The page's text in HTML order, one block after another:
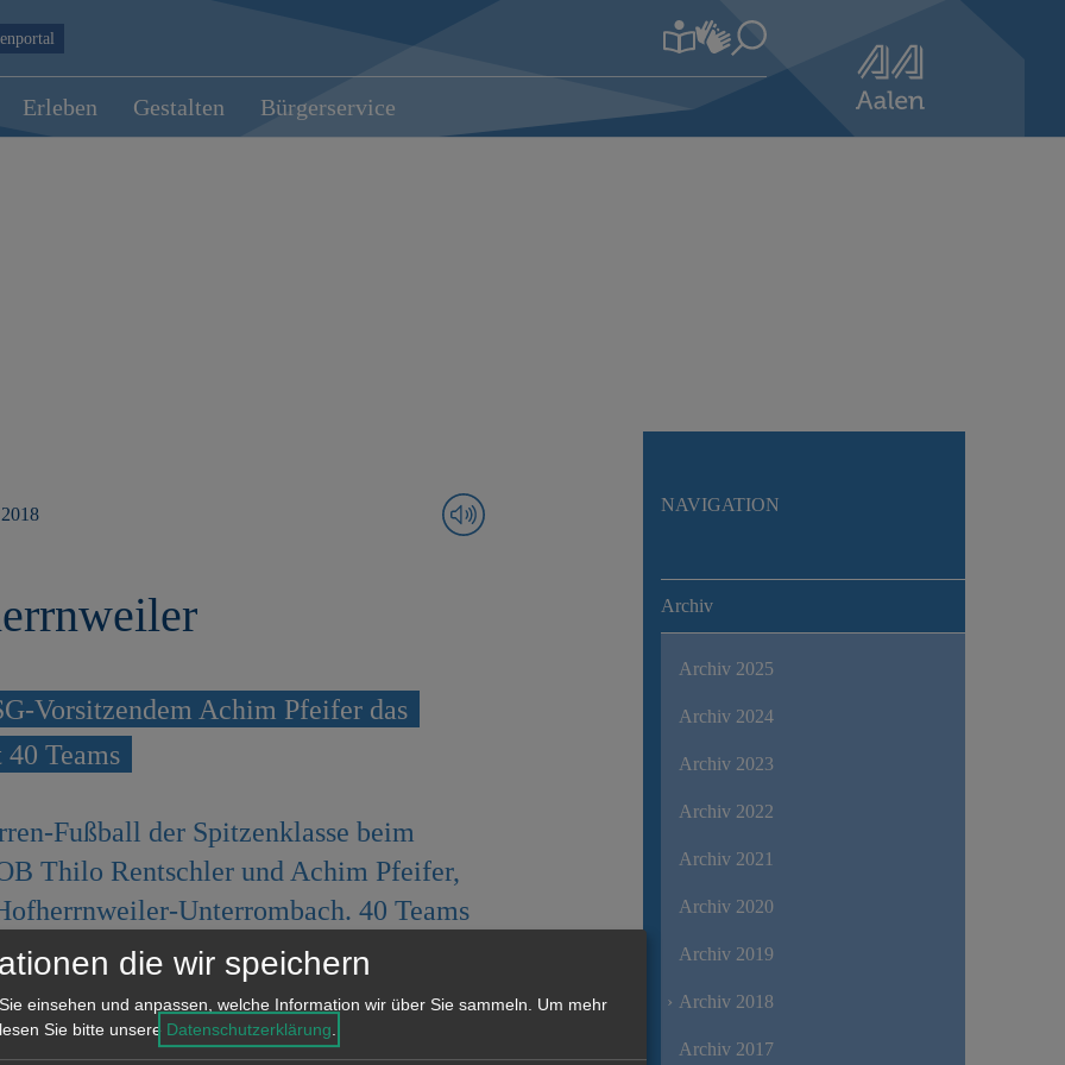
Erleben Gestalten Bürgerservice
Vorsitzendem Achim Pfeifer das
Teams
Fußball der Spitzenklasse beim
Thilo Rentschler und Achim Pfeifer,
Unterrombach. 40 Teams
Bayer München, spielten am
aus. Gewonnen hat das Team des
NAVIGATION
Archiv
Archiv 2025
Archiv 2024
Archiv 2023
Archiv 2022
Archiv 2021
Archiv 2020
Archiv 2019
Archiv 2018
Archiv 2017
die wir speichern
einsehen und anpassen, welche Information wir über Sie sammeln. Um mehr
Sie bitte unsere Datenschutzerklärung.